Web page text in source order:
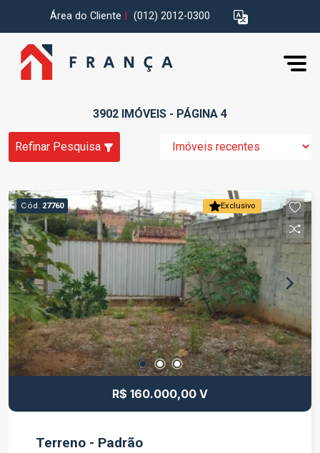
Área do Cliente (012) 2012-0300
3902 IMÓVEIS - PÁGINA 4
Refinar Pesquisa
Exclusivo
Cód. 27760
R$ 160.000,00 V
Terreno - Padrão